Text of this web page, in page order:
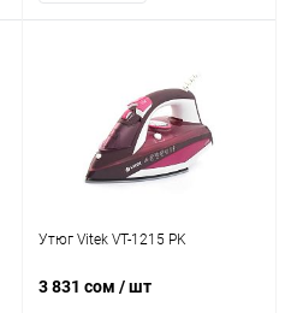
Утюг Vitek VT-1215 PK
3 831 сом / шт